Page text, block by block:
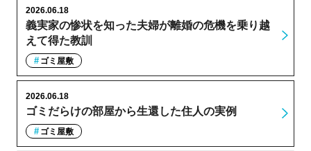
義実家の惨状を知った夫婦が離婚の危機を乗り越
えて得た教訓
2026.06.18
ゴミ屋敷
ゴミだらけの部屋から生還した住人の実例
2026.06.18
ゴミ屋敷